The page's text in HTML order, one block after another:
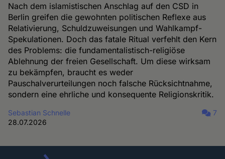
Nach dem islamistischen Anschlag auf den CSD in
Berlin greifen die gewohnten politischen Reflexe aus
Relativierung, Schuldzuweisungen und Wahlkampf-
Spekulationen. Doch das fatale Ritual verfehlt den Kern
des Problems: die fundamentalistisch-religiöse
Ablehnung der freien Gesellschaft. Um diese wirksam
zu bekämpfen, braucht es weder
Pauschalverurteilungen noch falsche Rücksichtnahme,
sondern eine ehrliche und konsequente Religionskritik.
Sebastian Schnelle
28.07.2026
7